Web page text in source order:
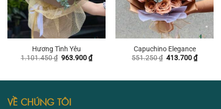
Hương Tình Yêu
1.101.450₫ Giá
963.900₫Giá
hiện
963.900 ₫.
Capuchino Elegance
551.250₫ Giá
413.700₫Giá
hiện
VỀ CHÚNG TÔI